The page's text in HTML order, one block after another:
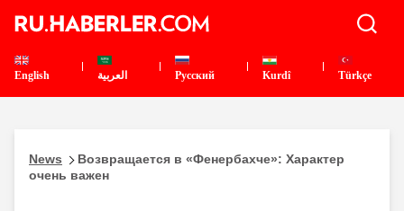
English العربية Pусский Kurdî Türkçe
News
Возвращается в «Фенербахче»: Характер
очень важен